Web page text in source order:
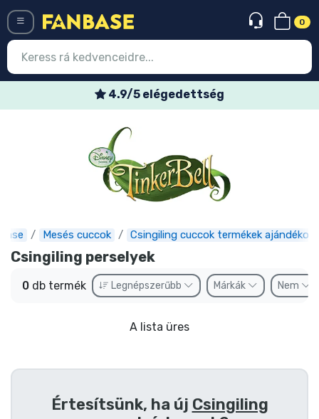
0
4.9/5 elégedettség
Mesés cuccok Csingiling cuccok termékek ajándékok
Csingiling perselyek
0 db termék Legnépszerűbb Márkák Nem
A lista üres
Értesítsünk, ha új Csingiling
Legújabb cuccok
Akciós ajánlatok
Express szállítás
Előrendelhető cuccok
Outlet cuccok
Sorozatos cuccok